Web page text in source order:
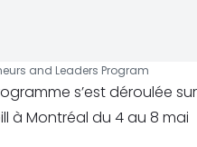
and Leaders Program
s’est déroulée sur
à Montréal du 4 au 8 mai